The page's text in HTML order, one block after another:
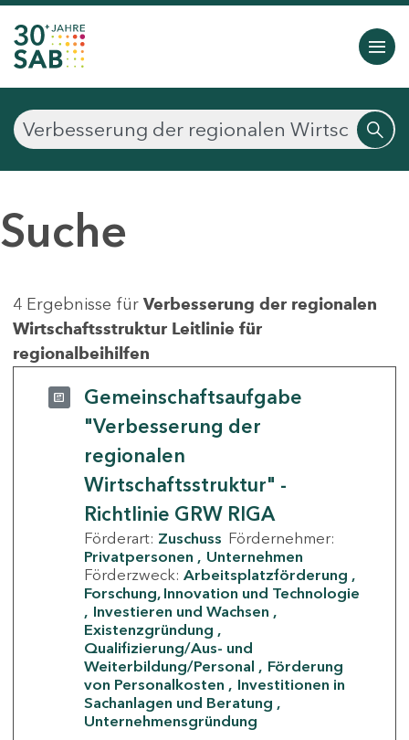
Suche
4 Ergebnisse für Verbesserung der regionalen
Wirtschaftsstruktur Leitlinie für
regionalbeihilfen
Gemeinschaftsaufgabe
"Verbesserung der
regionalen
Wirtschaftsstruktur" -
Richtlinie GRW RIGA
Förderart: Zuschuss Fördernehmer:
Privatpersonen
Unternehmen
Förderzweck: Arbeitsplatzförderung
Forschung, Innovation und Technologie
Investieren und Wachsen
Existenzgründung
Qualifizierung/Aus- und
Weiterbildung/Personal
Förderung
von Personalkosten
Investitionen in
Sachanlagen und Beratung
Unternehmensgründung